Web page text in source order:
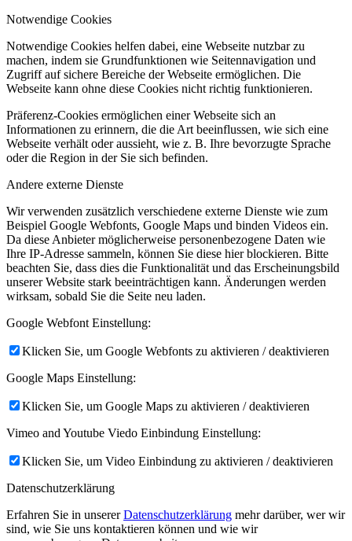
Notwendige Cookies
Notwendige Cookies helfen dabei, eine Webseite nutzbar zu
machen, indem sie Grundfunktionen wie Seitennavigation und
Zugriff auf sichere Bereiche der Webseite ermöglichen. Die
Webseite kann ohne diese Cookies nicht richtig funktionieren.
Präferenz-Cookies ermöglichen einer Webseite sich an
Informationen zu erinnern, die die Art beeinflussen, wie sich eine
Webseite verhält oder aussieht, wie z. B. Ihre bevorzugte Sprache
oder die Region in der Sie sich befinden.
Andere externe Dienste
Wir verwenden zusätzlich verschiedene externe Dienste wie zum
Beispiel Google Webfonts, Google Maps und binden Videos ein.
Da diese Anbieter möglicherweise personenbezogene Daten wie
Ihre IP-Adresse sammeln, können Sie diese hier blockieren. Bitte
beachten Sie, dass dies die Funktionalität und das Erscheinungsbild
unserer Website stark beeinträchtigen kann. Änderungen werden
wirksam, sobald Sie die Seite neu laden.
Google Webfont Einstellung:
Klicken Sie, um Google Webfonts zu aktivieren / deaktivieren
Google Maps Einstellung:
Klicken Sie, um Google Maps zu aktivieren / deaktivieren
Vimeo and Youtube Viedo Einbindung Einstellung:
Klicken Sie, um Video Einbindung zu aktivieren / deaktivieren
Datenschutzerklärung
Erfahren Sie in unsererDatenschutzerklärung mehr darüber, wer wir
sind, wie Sie uns kontaktieren können und wie wir